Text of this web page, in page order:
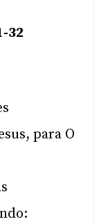
32
para O